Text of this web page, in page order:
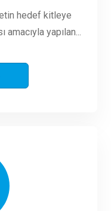
hedef kitleye
amacıyla yapılan...